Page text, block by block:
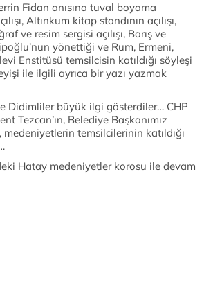
Fidan anısına tuval boyama
Altınkum kitap standının açılışı,
ve resim sergisi açılışı, Barış ve
yönettiği ve Rum, Ermeni,
Enstitüsü temsilcisin katıldığı söyleşi
ile ilgili ayrıca bir yazı yazmak
Didimliler büyük ilgi gösterdiler… CHP
Tezcan’ın, Belediye Başkanımız
temsilcilerinin katıldığı
Hatay medeniyetler korosu ile devam